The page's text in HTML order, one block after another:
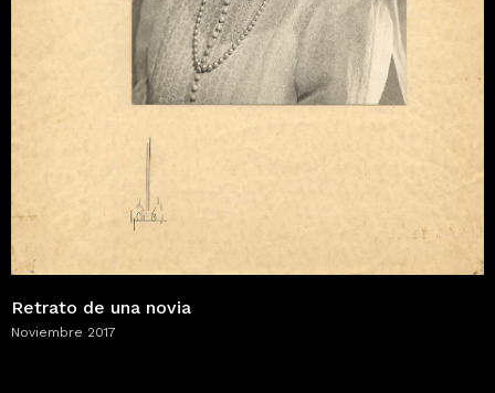
Retrato de una novia
Noviembre 2017